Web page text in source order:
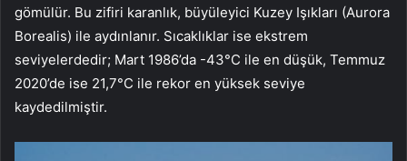
gömülür. Bu zifiri karanlık, büyüleyici Kuzey Işıkları (Aurora
Borealis) ile aydınlanır. Sıcaklıklar ise ekstrem
seviyelerdedir; Mart 1986’da -43°C ile en düşük, Temmuz
2020’de ise 21,7°C ile rekor en yüksek seviye
kaydedilmiştir.